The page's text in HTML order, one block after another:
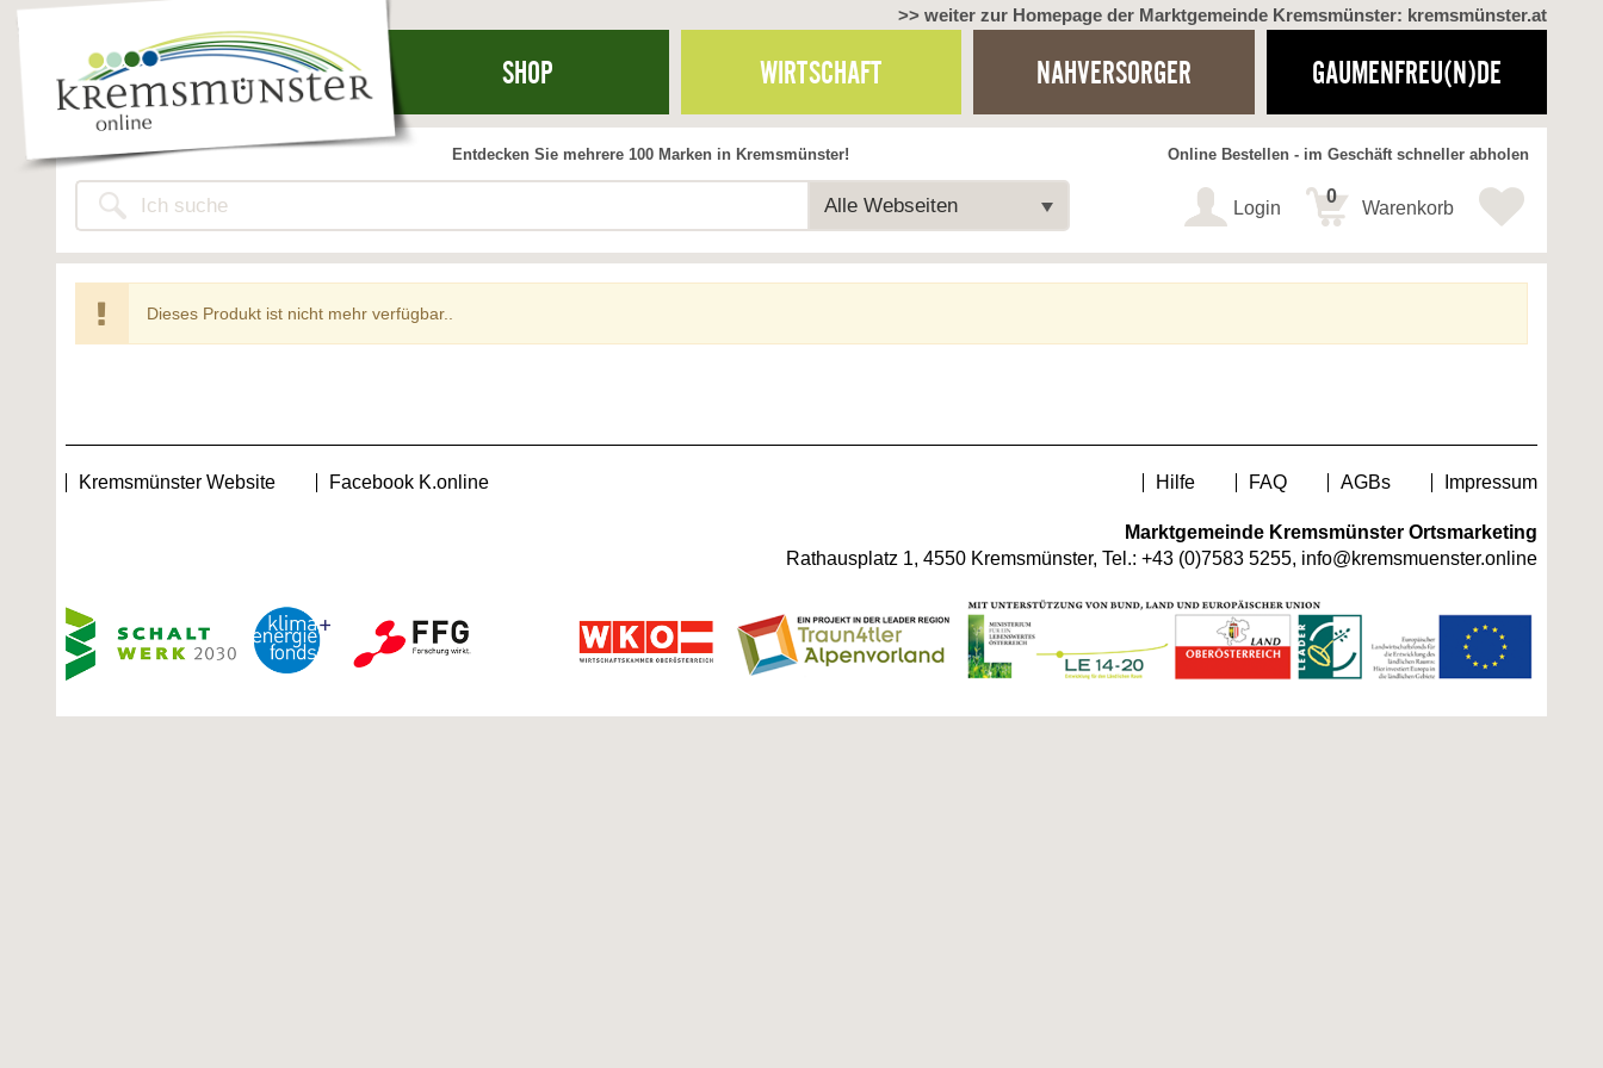
>> weiter zur Homepage der Marktgemeinde Kremsmünster: kremsmünster.at
SHOP WIRTSCHAFT NAHVERSORGER GAUMENFREU(N)DE
Alle Webseiten
Entdecken Sie mehrere 100 Marken in Kremsmünster! Online Bestellen - im Geschäft schneller abholen
Login Warenkorb
0
Dieses Produkt ist nicht mehr verfügbar..
Kremsmünster Website Facebook K.online Hilfe FAQ AGBs Impressum
Marktgemeinde Kremsmünster Ortsmarketing
Rathausplatz 1, 4550 Kremsmünster, Tel.: +43 (0)7583 5255, info@kremsmuenster.online